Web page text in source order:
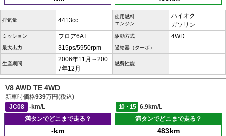
排気量 4413cc
使用燃料
エンジン
ハイオク
ガソリン
ミッション フロア6AT 駆動方式 4WD
最大出力 315ps/5950rpm 過給器（ターボ） -
生産期間
2006年11月～200
7年12月
燃費性能 -
V8 AWD TE 4WD
新車時価格939万円(税込)
JC08
-km/L 10・15
6.9km/L
満タンでどこまで走る？
-km
満タンでどこまで走る？
483km